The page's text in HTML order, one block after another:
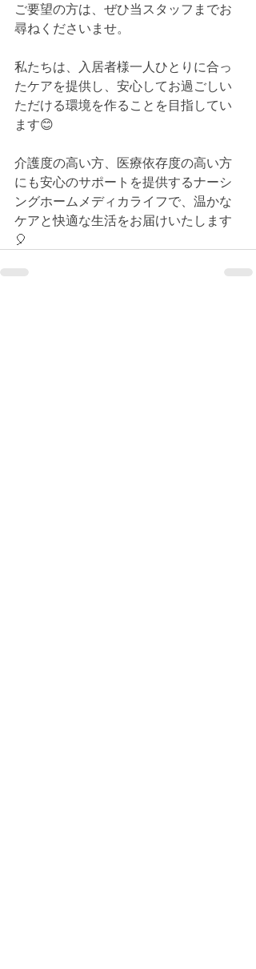
ご要望の方は、ぜひ当スタッフまでお
尋ねくださいませ。
私たちは、入居者様一人ひとりに合っ
たケアを提供し、安心してお過ごしい
ただける環境を作ることを目指してい
ます😊
介護度の高い方、医療依存度の高い方
にも安心のサポートを提供するナーシ
ングホームメディカライフで、温かな
ケアと快適な生活をお届けいたします
🎈